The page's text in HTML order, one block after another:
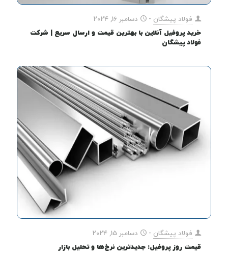
فولاد پیشگان -
دسامبر 16, 2024
خرید پروفیل آنلاین با بهترین قیمت و ارسال سریع | شرکت
فولاد پیشگان
فولاد پیشگان -
دسامبر 15, 2024
قیمت روز پروفیل: جدیدترین نرخ‌ها و تحلیل بازار